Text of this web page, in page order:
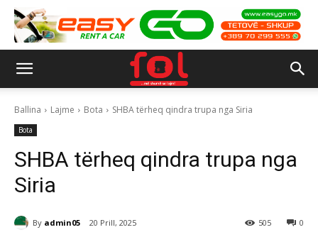
Ballina Lajme Bota SHBA tërheq qindra trupa nga Siria
Bota
SHBA tërheq qindra trupa nga
Siria
By admin05 20 Prill, 2025 0
505